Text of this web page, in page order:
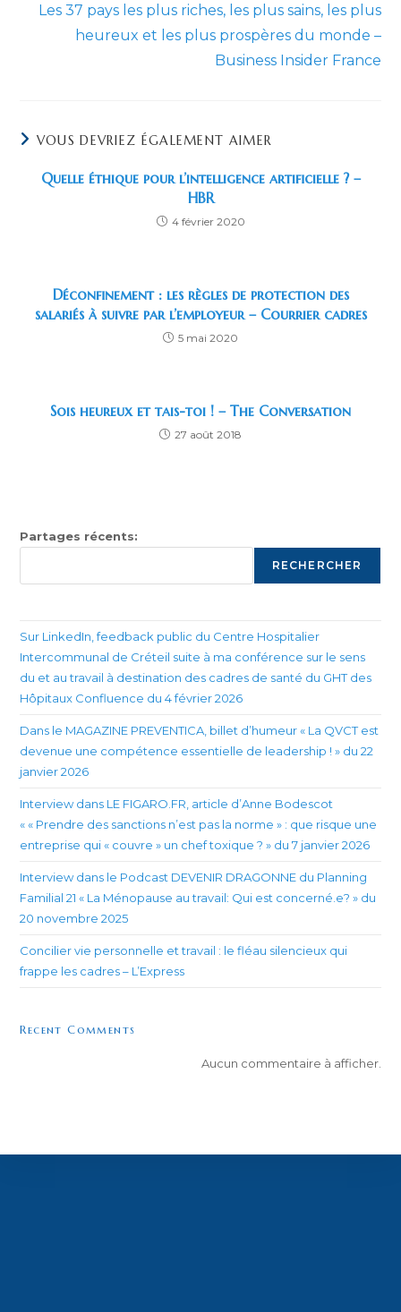
Les 37 pays les plus riches, les plus sains, les plus
heureux et les plus prospères du monde –
Business Insider France
VOUS DEVRIEZ ÉGALEMENT AIMER
Quelle éthique pour l’intelligence artificielle ? –
HBR
4 février 2020
Déconfinement : les règles de protection des
salariés à suivre par l’employeur – Courrier cadres
5 mai 2020
Sois heureux et tais-toi ! – The Conversation
27 août 2018
Partages récents:
RECHERCHER
Sur LinkedIn, feedback public du Centre Hospitalier
Intercommunal de Créteil suite à ma conférence sur le sens
du et au travail à destination des cadres de santé du GHT des
Hôpitaux Confluence du 4 février 2026
Dans le MAGAZINE PREVENTICA, billet d’humeur « La QVCT est
devenue une compétence essentielle de leadership ! » du 22
janvier 2026
Interview dans LE FIGARO.FR, article d’Anne Bodescot
« « Prendre des sanctions n’est pas la norme » : que risque une
entreprise qui « couvre » un chef toxique ? » du 7 janvier 2026
Interview dans le Podcast DEVENIR DRAGONNE du Planning
Familial 21 « La Ménopause au travail: Qui est concerné.e? » du
20 novembre 2025
Concilier vie personnelle et travail : le fléau silencieux qui
frappe les cadres – L’Express
Recent Comments
Aucun commentaire à afficher.